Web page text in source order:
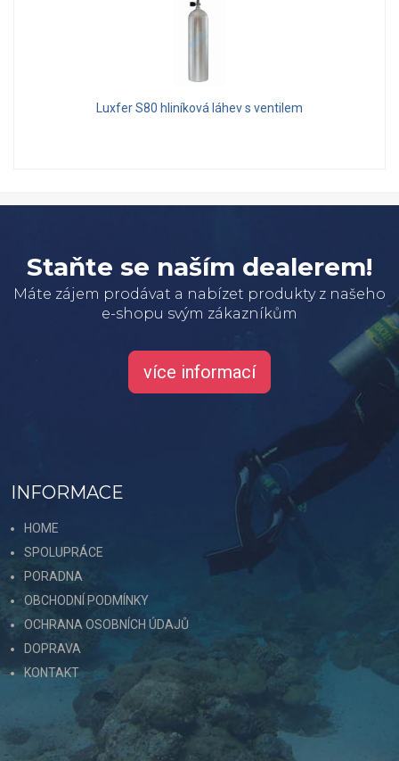
Luxfer S80 hliníková láhev s ventilem
Staňte se naším dealerem!
Máte zájem prodávat a nabízet produkty z našeho
e-shopu svým zákazníkům
více informací
INFORMACE
HOME
SPOLUPRÁCE
PORADNA
OBCHODNÍ PODMÍNKY
OCHRANA OSOBNÍCH ÚDAJŮ
DOPRAVA
KONTAKT